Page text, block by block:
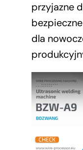
przyjazne
dla